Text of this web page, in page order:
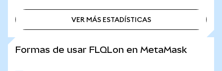
VER MÁS ESTADÍSTICAS
Formas de usar FLQLon en MetaMask